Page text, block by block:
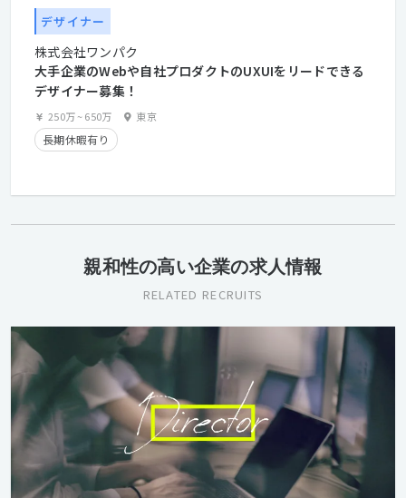
デザイナー
株式会社ワンパク
大手企業のWebや自社プロダクトのUXUIをリードできる
デザイナー募集！
250万~650万 東京
長期休暇有り
親和性の高い企業の求人情報
RELATED RECRUITS